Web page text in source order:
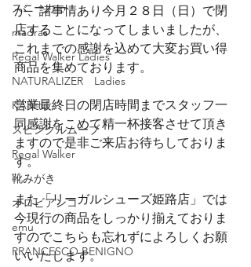
スニーカー
madras
Regal Walker Ladies
NATURALIZER Ladies
KARHU
スピングルムーブ
Regal Walker
靴みがき
オロビアンコ
emu
RRANCESCO BENIGNO
が、諸事情あり今月２８日（日）で閉
店することになってしまいましたが、
これまでの感謝を込めて大変お買い得
商品を集めております。
営業最終日の閉店時間までスタッフ一
同感謝をこめて精一杯接客させて頂き
ますので是非ご来店お待ちしておりま
す。
また「リーガルシューズ姫路店」では
今現行の商品をしっかり揃えておりま
すのでこちらも忘れずによろしくお願
いいたします。